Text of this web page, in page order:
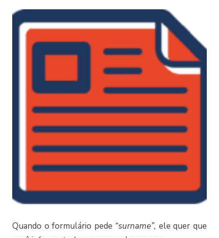
Quando o formulário pede “surname”, ele quer que